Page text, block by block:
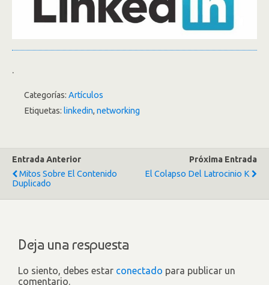
.
Categorías: Artículos
Etiquetas: linkedin, networking
Entrada Anterior
Mitos Sobre El Contenido
Duplicado
Próxima Entrada
El Colapso Del Latrocinio K
Deja una respuesta
Lo siento, debes estar conectado para publicar un
comentario.